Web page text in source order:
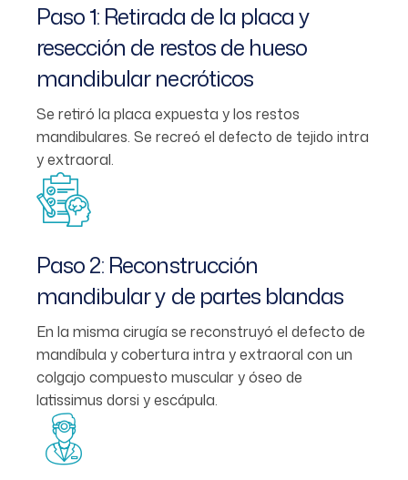
Paso 1: Retirada de la placa y
resección de restos de hueso
mandibular necróticos
Se retiró la placa expuesta y los restos
mandibulares. Se recreó el defecto de tejido intra
y extraoral.
Paso 2: Reconstrucción
mandibular y de partes blandas
En la misma cirugía se reconstruyó el defecto de
mandíbula y cobertura intra y extraoral con un
colgajo compuesto muscular y óseo de
latissimus dorsi y escápula.